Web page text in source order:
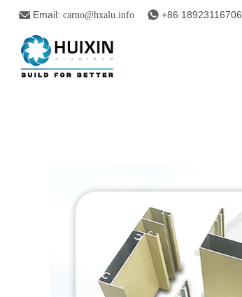
Email: carno@hxalu.info +86 18923116706